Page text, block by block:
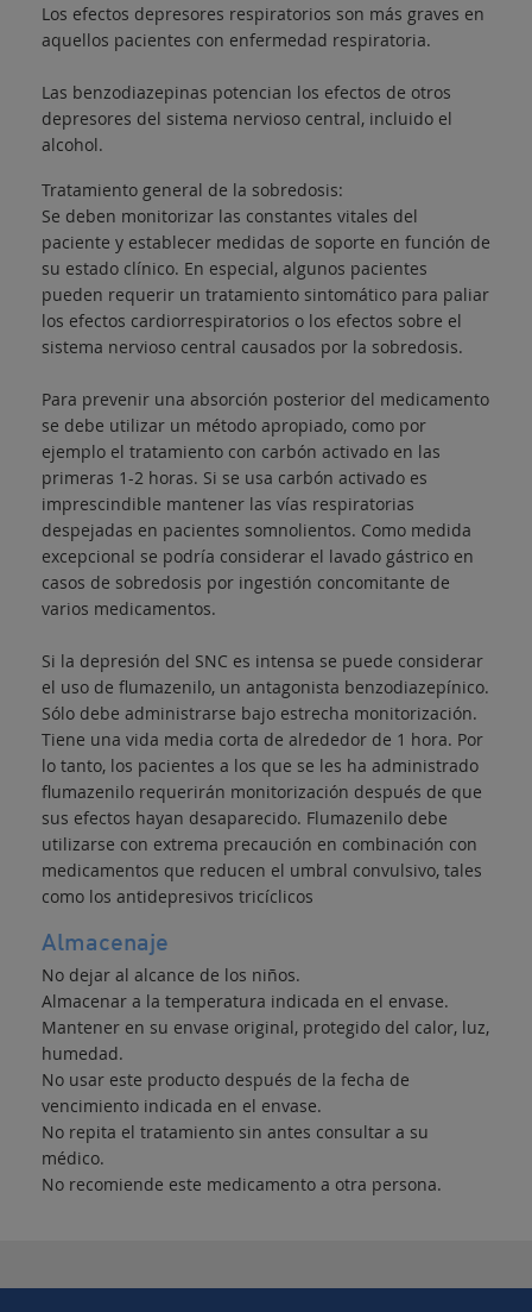
Los efectos depresores respiratorios son más graves en
aquellos pacientes con enfermedad respiratoria.
Las benzodiazepinas potencian los efectos de otros
depresores del sistema nervioso central, incluido el
alcohol.
Tratamiento general de la sobredosis:
Se deben monitorizar las constantes vitales del
paciente y establecer medidas de soporte en función de
su estado clínico. En especial, algunos pacientes
pueden requerir un tratamiento sintomático para paliar
los efectos cardiorrespiratorios o los efectos sobre el
sistema nervioso central causados por la sobredosis.
Para prevenir una absorción posterior del medicamento
se debe utilizar un método apropiado, como por
ejemplo el tratamiento con carbón activado en las
primeras 1-2 horas. Si se usa carbón activado es
imprescindible mantener las vías respiratorias
despejadas en pacientes somnolientos. Como medida
excepcional se podría considerar el lavado gástrico en
casos de sobredosis por ingestión concomitante de
varios medicamentos.
Si la depresión del SNC es intensa se puede considerar
el uso de flumazenilo, un antagonista benzodiazepínico.
Sólo debe administrarse bajo estrecha monitorización.
Tiene una vida media corta de alrededor de 1 hora. Por
lo tanto, los pacientes a los que se les ha administrado
flumazenilo requerirán monitorización después de que
sus efectos hayan desaparecido. Flumazenilo debe
utilizarse con extrema precaución en combinación con
medicamentos que reducen el umbral convulsivo, tales
como los antidepresivos tricíclicos
Almacenaje
No dejar al alcance de los niños.
Almacenar a la temperatura indicada en el envase.
Mantener en su envase original, protegido del calor, luz,
humedad.
No usar este producto después de la fecha de
vencimiento indicada en el envase.
No repita el tratamiento sin antes consultar a su
médico.
No recomiende este medicamento a otra persona.